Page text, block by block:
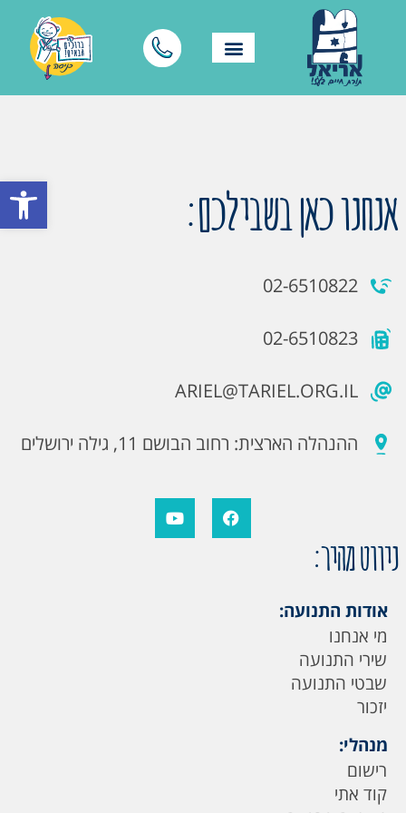
פתח אנחנו כאן בשבילכם:
02-6510822
02-6510823
ARIEL@TARIEL.ORG.IL
ההנהלה הארצית: רחוב הבושם 11, גילה ירושלים
ניווט מהיר:
אודות התנועה:
מי אנחנו
שירי התנועה
שבטי התנועה
יזכור
מנהלי:
רישום
קוד אתי